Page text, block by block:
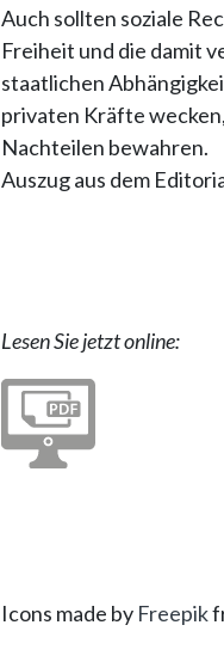
Auch sollten soziale
Freiheit und die damit
staatlichen
privaten Kräfte
Nachteilen bewahren.
Auszug aus dem
Lesen Sie jetzt online:
Icons made by Freepik